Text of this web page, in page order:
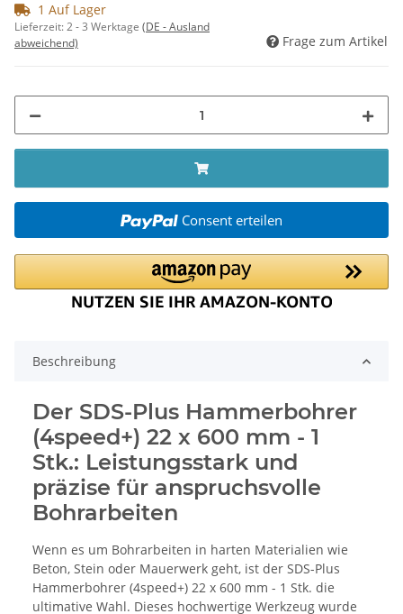
1 Auf Lager
Lieferzeit:2 - 3 Werktage (DE - Ausland
abweichend)
Frage zum Artikel
Consent erteilen
Beschreibung
Der SDS-Plus Hammerbohrer
(4speed+) 22 x 600 mm - 1
Stk.: Leistungsstark und
präzise für anspruchsvolle
Bohrarbeiten
Wenn es um Bohrarbeiten in harten Materialien wie
Beton, Stein oder Mauerwerk geht, ist der SDS-Plus
Hammerbohrer (4speed+) 22 x 600 mm - 1 Stk. die
ultimative Wahl. Dieses hochwertige Werkzeug wurde